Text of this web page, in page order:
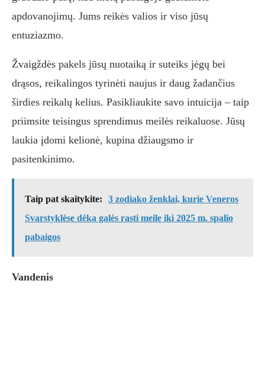
apdovanojimų. Jums reikės valios ir viso jūsų
entuziazmo.
Žvaigždės pakels jūsų nuotaiką ir suteiks jėgų bei
drąsos, reikalingos tyrinėti naujus ir daug žadančius
širdies reikalų kelius. Pasikliaukite savo intuicija – taip
priimsite teisingus sprendimus meilės reikaluose. Jūsų
laukia įdomi kelionė, kupina džiaugsmo ir
pasitenkinimo.
Taip pat skaitykite:
3 zodiako ženklai, kurie Veneros
Svarstyklėse dėka galės rasti meilę iki 2025 m. spalio
pabaigos
Vandenis